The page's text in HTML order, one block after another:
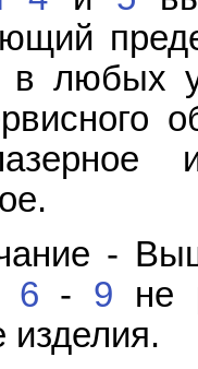
в любых
-
6 - 9 не
изделия.